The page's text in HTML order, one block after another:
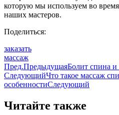
которую мы используем во
наших мастеров.
Поделиться:
заказать
массаж
Пред.ПредыдущаяБолит спина и
СледующийЧто такое массаж
особенностиСледующий
Читайте также